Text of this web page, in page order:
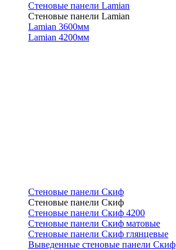
Стеновые панели Lamian
Стеновые панели Lamian
Lamian 3600мм
Lamian 4200мм
Стеновые панели Скиф
Стеновые панели Скиф
Стеновые панели Скиф 4200
Стеновые панели Скиф матовые
Стеновые панели Скиф глянцевые
Выведенные стеновые панели Скиф